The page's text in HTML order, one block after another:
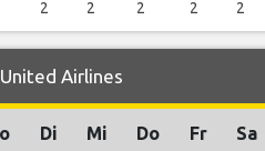
2 2 2 2 2
Airlines
Di Mi Do Fr Sa